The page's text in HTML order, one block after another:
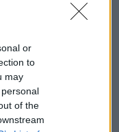
or
to
may
of the
kriptopiacokon,